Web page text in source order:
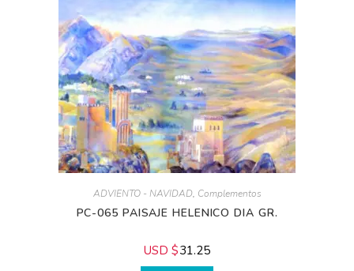
ADVIENTO - NAVIDAD,Complementos
PC-065 PAISAJE HELENICO DIA GR.
USD $31.25